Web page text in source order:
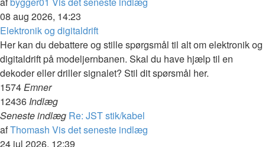
08 aug 2026, 14:23
Elektronik og digitaldrift
Her kan du debattere og stille spørgsmål til alt om elektronik og
digitaldrift på modeljernbanen. Skal du have hjælp til en
dekoder eller driller signalet? Stil dit spørsmål her.
1574Emner
12436 Indlæg
Seneste indlæg Re: JST stik/kabel
afThomash Vis det seneste indlæg
24 jul 2026, 12:39